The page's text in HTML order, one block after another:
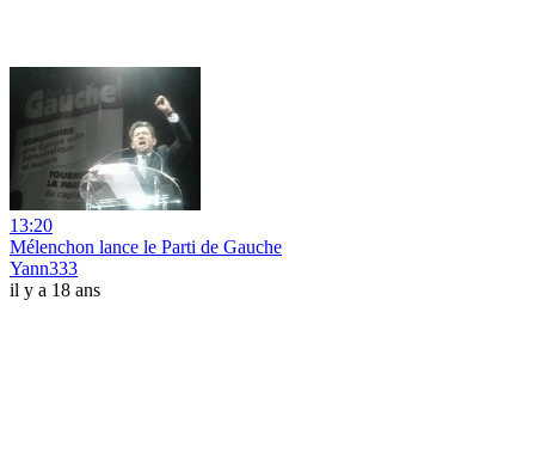
13:20
Mélenchon lance le Parti de Gauche
Yann333
il y a 18 ans